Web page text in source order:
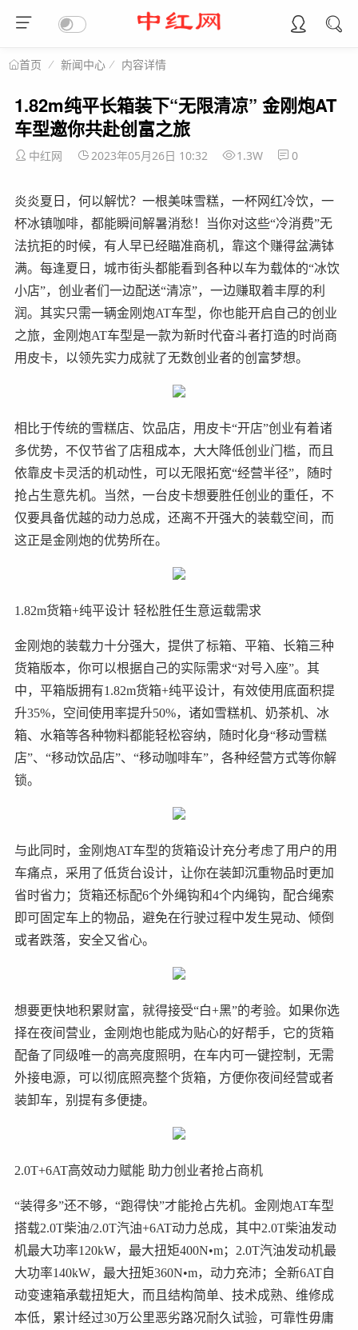
首页 新闻中心 内容详情
1.82m纯平长箱装下“无限清凉” 金刚炮AT
车型邀你共赴创富之旅
中红网 2023年05月26日 10:32 1.3W 0
炎炎夏日，何以解忧？一根美味雪糕，一杯网红冷饮，一
杯冰镇咖啡，都能瞬间解暑消愁！当你对这些“冷消费”无
法抗拒的时候，有人早已经瞄准商机，靠这个赚得盆满钵
满。每逢夏日，城市街头都能看到各种以车为载体的“冰饮
小店”，创业者们一边配送“清凉”，一边赚取着丰厚的利
润。其实只需一辆金刚炮AT车型，你也能开启自己的创业
之旅，金刚炮AT车型是一款为新时代奋斗者打造的时尚商
用皮卡，以领先实力成就了无数创业者的创富梦想。
相比于传统的雪糕店、饮品店，用皮卡“开店”创业有着诸
多优势，不仅节省了店租成本，大大降低创业门槛，而且
依靠皮卡灵活的机动性，可以无限拓宽“经营半径”，随时
抢占生意先机。当然，一台皮卡想要胜任创业的重任，不
仅要具备优越的动力总成，还离不开强大的装载空间，而
这正是金刚炮的优势所在。
1.82m货箱+纯平设计 轻松胜任生意运载需求
金刚炮的装载力十分强大，提供了标箱、平箱、长箱三种
货箱版本，你可以根据自己的实际需求“对号入座”。其
中，平箱版拥有1.82m货箱+纯平设计，有效使用底面积提
升35%，空间使用率提升50%，诸如雪糕机、奶茶机、冰
箱、水箱等各种物料都能轻松容纳，随时化身“移动雪糕
店”、“移动饮品店”、“移动咖啡车”，各种经营方式等你解
锁。
与此同时，金刚炮AT车型的货箱设计充分考虑了用户的用
车痛点，采用了低货台设计，让你在装卸沉重物品时更加
省时省力；货箱还标配6个外绳钩和4个内绳钩，配合绳索
即可固定车上的物品，避免在行驶过程中发生晃动、倾倒
或者跌落，安全又省心。
想要更快地积累财富，就得接受“白+黑”的考验。如果你选
择在夜间营业，金刚炮也能成为贴心的好帮手，它的货箱
配备了同级唯一的高亮度照明，在车内可一键控制，无需
外接电源，可以彻底照亮整个货箱，方便你夜间经营或者
装卸车，别提有多便捷。
2.0T+6AT高效动力赋能 助力创业者抢占商机
“装得多”还不够，“跑得快”才能抢占先机。金刚炮AT车型
搭载2.0T柴油/2.0T汽油+6AT动力总成，其中2.0T柴油发动
机最大功率120kW，最大扭矩400N•m；2.0T汽油发动机最
大功率140kW，最大扭矩360N•m，动力充沛；全新6AT自
动变速箱承载扭矩大，而且结构简单、技术成熟、维修成
本低，累计经过30万公里恶劣路况耐久试验，可靠性毋庸